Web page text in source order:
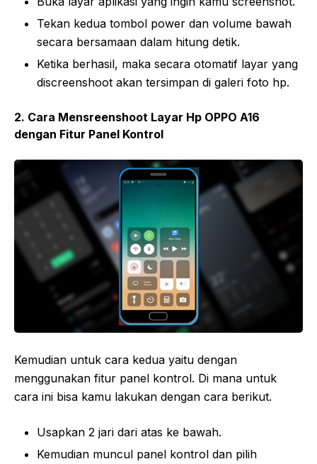
Tekan kedua tombol power dan volume bawah
secara bersamaan dalam hitung detik.
Ketika berhasil, maka secara otomatif layar yang
discreenshoot akan tersimpan di galeri foto hp.
2. Cara Mensreenshoot Layar Hp OPPO A16
dengan Fitur Panel Kontrol
Kemudian untuk cara kedua yaitu dengan
menggunakan fitur panel kontrol. Di mana untuk
cara ini bisa kamu lakukan dengan cara berikut.
Usapkan 2 jari dari atas ke bawah.
Kemudian muncul panel kontrol dan pilih